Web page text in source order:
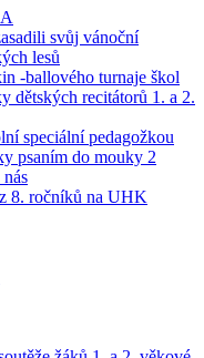
svůj vánoční
lesů
-ballového turnaje škol
dětských recitátorů 1. a 2.
speciální pedagožkou
psaním do mouky 2
8. ročníků na UHK